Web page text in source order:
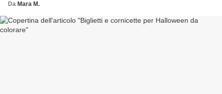
Da Mara M.